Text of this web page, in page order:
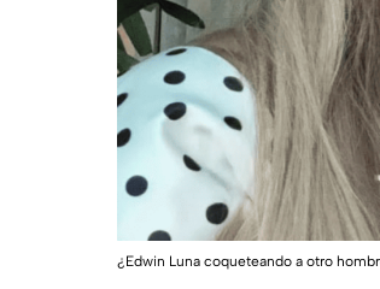
¿Edwin Luna coqueteando a otro